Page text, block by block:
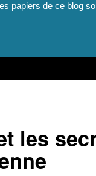
papiers de ce blog
les